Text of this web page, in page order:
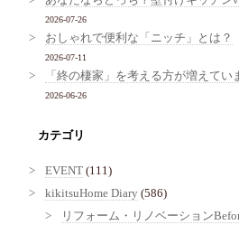
2026-07-26
おしゃれで便利な「ニッチ」とは？
2026-07-11
「終の棲家」を考える方が増えてい
2026-06-26
カテゴリ
EVENT (111)
kikitsuHome Diary (586)
リフォーム・リノベーション